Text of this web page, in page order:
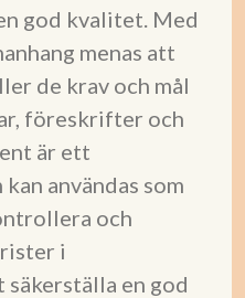
god kvalitet. Med
menas att
de krav och mål
föreskrifter och
är ett
användas som
och
i
en god